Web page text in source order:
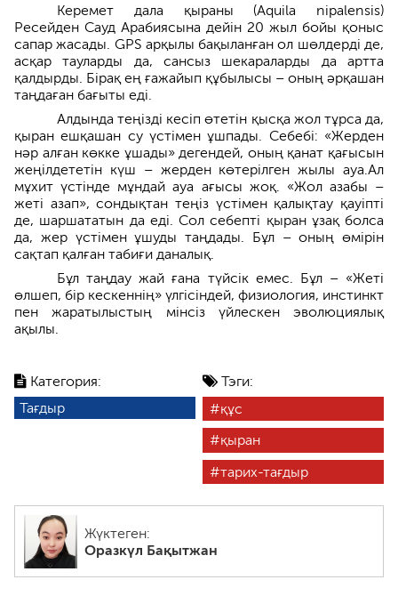
Категория:
Тағдыр
Тэги:
құс
қыран
тарих-тағдыр
Жүктеген:
Оразкүл Бақытжан
Керемет дала қыраны (Aquila nipalensis)
Ресейден Сауд Арабиясына дейін 20 жыл бойы қоныс
сапар жасады. GPS арқылы бақыланған ол шөлдерді де,
асқар тауларды да, сансыз шекараларды да артта
қалдырды. Бірақ ең ғажайып құбылысы – оның әрқашан
таңдаған бағыты еді.
Алдында теңізді кесіп өтетін қысқа жол тұрса да,
қыран ешқашан су үстімен ұшпады. Себебі: «Жерден
нәр алған көкке ұшады» дегендей, оның қанат қағысын
жеңілдететін күш – жерден көтерілген жылы ауа.Ал
мұхит үстінде мұндай ауа ағысы жоқ. «Жол азабы –
жеті азап», сондықтан теңіз үстімен қалықтау қауіпті
де, шаршататын да еді. Сол себепті қыран ұзақ болса
да, жер үстімен ұшуды таңдады. Бұл – оның өмірін
сақтап қалған табиғи даналық.
Бұл таңдау жай ғана түйсік емес. Бұл – «Жеті
өлшеп, бір кескеннің» үлгісіндей, физиология, инстинкт
пен жаратылыстың мінсіз үйлескен эволюциялық
ақылы.